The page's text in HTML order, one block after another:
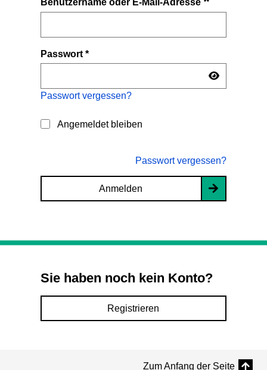
Benutzername oder E-Mail-Adresse
Passwort*
Passwort vergessen?
Angemeldet bleiben
Passwort vergessen?
Anmelden
Sie haben noch kein Konto?
Registrieren
Zum Anfang der Seite